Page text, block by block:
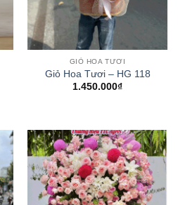
GIỎ HOA TƯƠI
Giỏ Hoa Tươi – HG 118
1.450.000₫